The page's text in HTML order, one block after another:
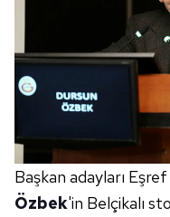
Başkan adayları
Özbek'in Belçikalı